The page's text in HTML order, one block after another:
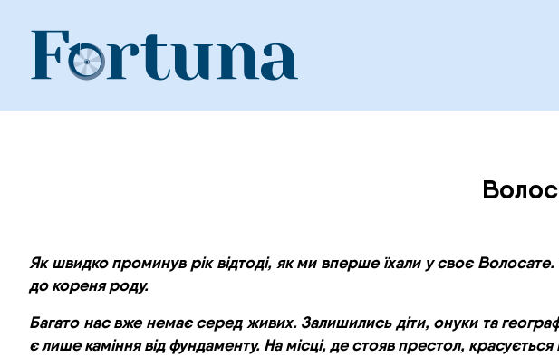
content
Як швидко проминув рік відтоді, як ми вперше їхали у своє
до кореня роду.
Багато нас вже немає серед живих. Залишились діти, онуки та
є лише каміння від фундаменту. На місці, де стояв престол,